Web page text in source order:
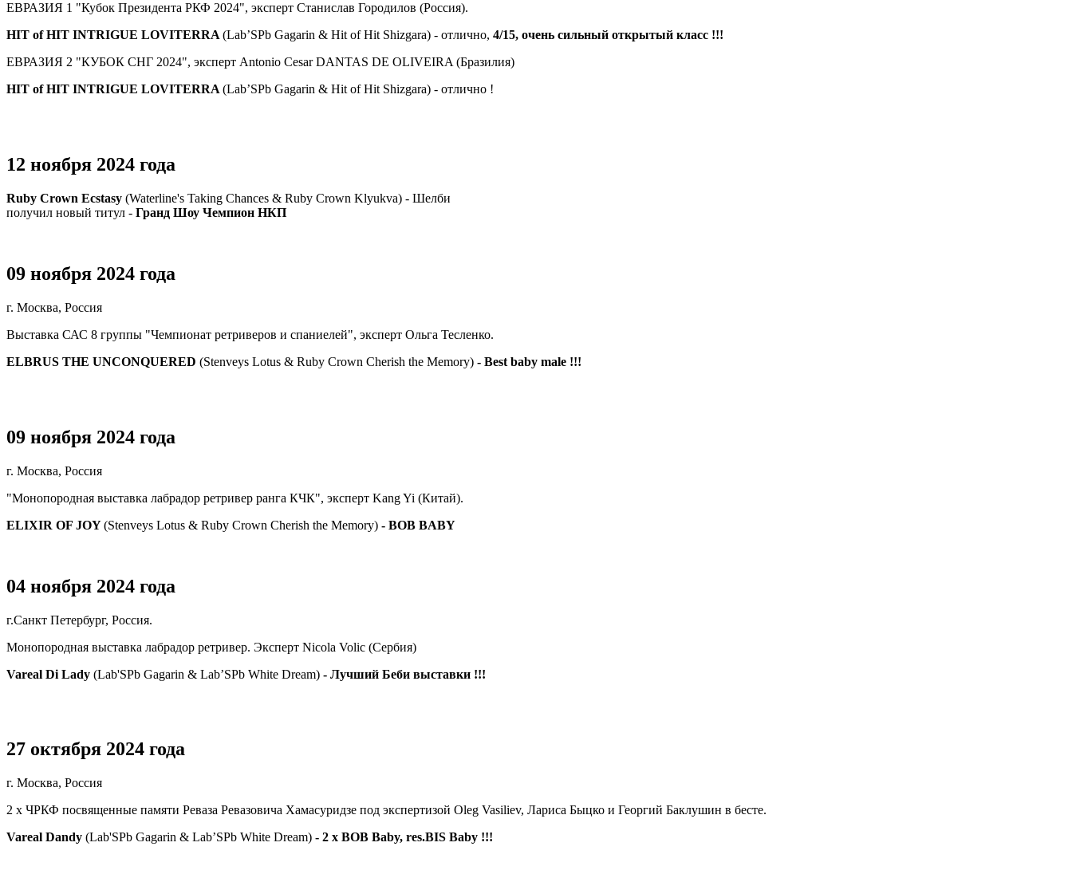
ЕВРАЗИЯ 1 "Кубок Президента РКФ 2024", эксперт Станислав Городилов (Россия).
HIT of HIT INTRIGUE LOVITERRA (Lab’SPb Gagarin & Hit of Hit Shizgara) - отлично, 4/15, очень сильный открытый класс !!!
ЕВРАЗИЯ 2 "КУБОК СНГ 2024", эксперт Antonio Cesar DANTAS DE OLIVEIRA (Бразилия)
HIT of HIT INTRIGUE LOVITERRA (Lab’SPb Gagarin & Hit of Hit Shizgara) - отлично !
12 ноября 2024 года
Ruby Crown Ecstasy (Waterline's Taking Chances & Ruby Crown Klyukva) - Шелби
получил новый титул - Гранд Шоу Чемпион НКП
09 ноября 2024 года
г. Москва, Россия
Выставка САС 8 группы "Чемпионат ретриверов и спаниелей", эксперт Ольга Тесленко.
ELBRUS THE UNCONQUERED (Stenveys Lotus & Ruby Crown Cherish the Memory) - Best baby male !!!
09 ноября 2024 года
г. Москва, Россия
"Монопородная выставка лабрадор ретривер ранга КЧК", эксперт Kang Yi (Китай).
ELIXIR OF JOY(Stenveys Lotus & Ruby Crown Cherish the Memory) - BOB BABY
04 ноября 2024 года
г.Санкт Петербург, Россия.
Монопородная выставка лабрадор ретривер. Эксперт Nicola Volic (Сербия)
Vareal Di Lady (Lab'SPb Gagarin & Lab’SPb White Dream) - Лучший Беби выставки !!!
27 октября 2024 года
г. Москва, Россия
2 x ЧРКФ посвященные памяти Реваза Ревазовича Хамасуридзе под экспертизой Oleg Vasiliev, Лариса Быцко и Георгий Баклушин в бесте.
Vareal Dandy (Lab'SPb Gagarin & Lab’SPb White Dream) - 2 x BOB Baby, res.BIS Baby !!!